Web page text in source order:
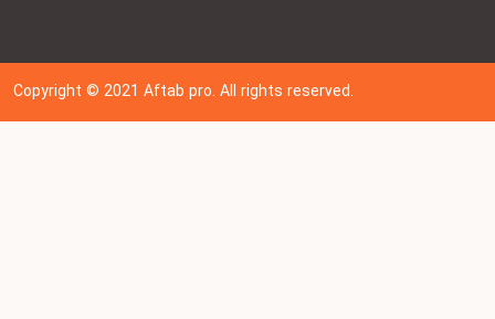
Copyright © 202 1Aftab pro. All rights reserved.